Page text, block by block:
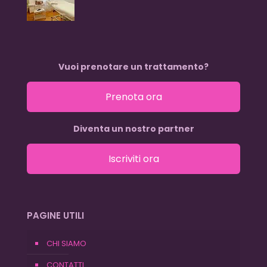
Vuoi prenotare un trattamento?
Prenota ora
Diventa un nostro partner
Iscriviti ora
PAGINE UTILI
CHI SIAMO